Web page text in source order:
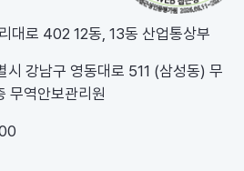
대로 402 12동, 13동 산업통상부
시 강남구 영동대로 511 (삼성동) 무
무역안보관리원